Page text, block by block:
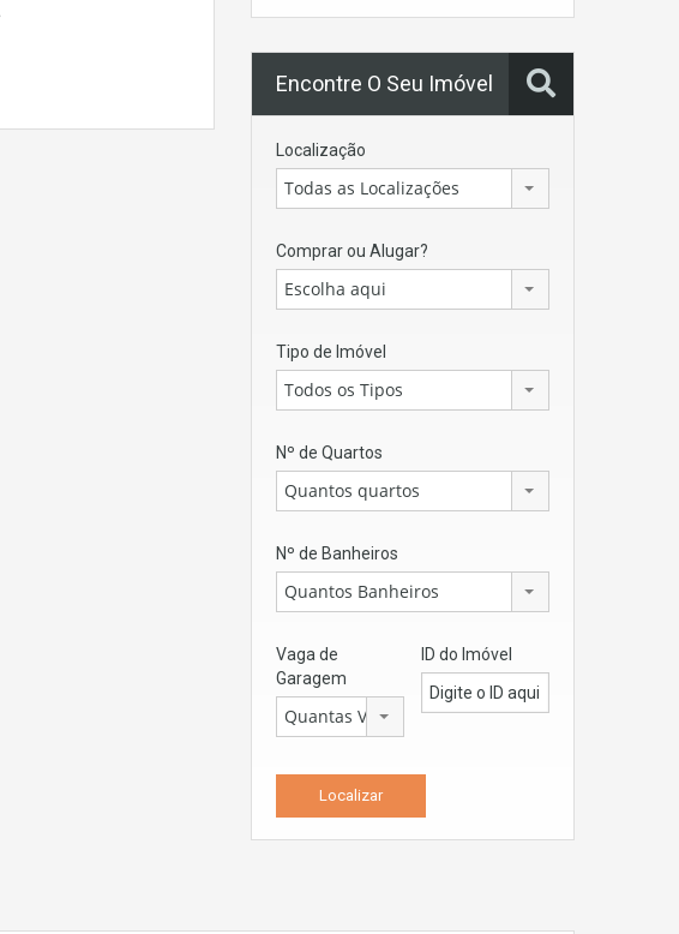
Encontre O Seu Imóvel
Localização
Todas as Localizações
Comprar ou Alugar?
Escolha aqui
Tipo de Imóvel
Todos os Tipos
Nº de Quartos
Quantos quartos
Nº de Banheiros
Quantos Banheiros
Vaga de
Garagem
Quantas Vagas
ID do Imóvel